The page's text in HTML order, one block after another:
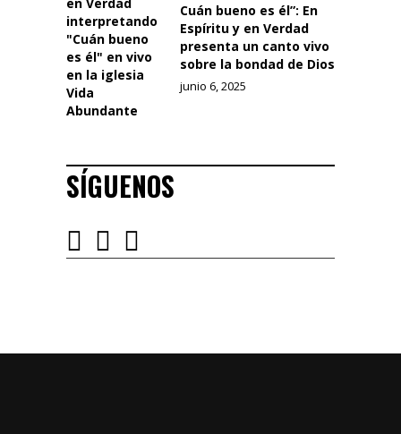
Cuán bueno es él”: En
Espíritu y en Verdad
presenta un canto vivo
sobre la bondad de Dios
junio 6, 2025
SÍGUENOS